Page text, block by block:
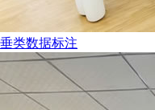
垂类数据标注